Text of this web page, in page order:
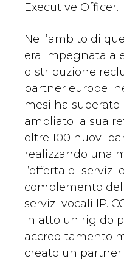
Executive Officer.
Nell’ambito di
era impegnata a
distribuzione
partner europei
mesi ha
ampliato la sua
oltre 100 nuovi
realizzando una
l’offerta di servizi
complemento
servizi vocali IP.
in atto un rigido
accreditamento
creato un